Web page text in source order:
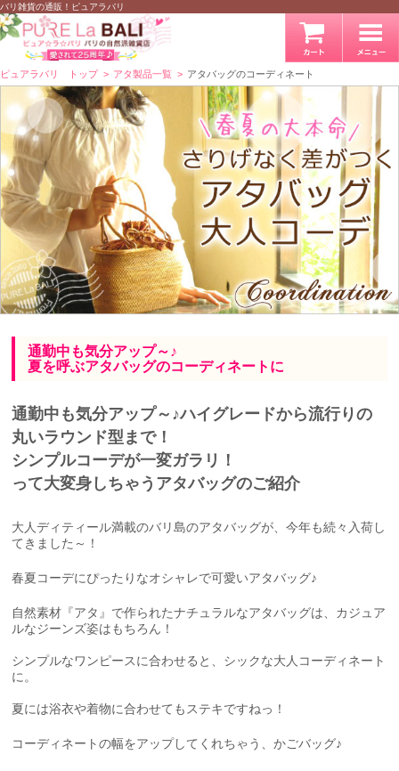
バリ雑貨の通販！ピュアラバリ
ピュアラバリ トップ アタ製品一覧 アタバッグのコーディネート
通勤中も気分アップ～♪
夏を呼ぶアタバッグのコーディネートに
通勤中も気分アップ～♪ハイグレードから流行りの
丸いラウンド型まで！
シンプルコーデが一変ガラリ！
って大変身しちゃうアタバッグのご紹介
大人ディティール満載のバリ島のアタバッグが、今年も続々入荷し
てきました～！
春夏コーデにぴったりなオシャレで可愛いアタバッグ♪
自然素材『アタ』で作られたナチュラルなアタバッグは、カジュア
ルなジーンズ姿はもちろん！
シンプルなワンピースに合わせると、シックな大人コーディネート
に。
夏には浴衣や着物に合わせてもステキですねっ！
コーディネートの幅をアップしてくれちゃう、かごバッグ♪